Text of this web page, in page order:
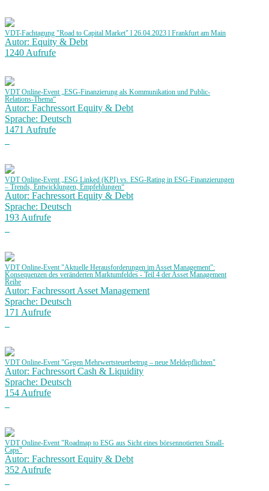
VDT-Fachtagung "Road to Capital Market" l 26.04.2023 l Frankfurt am Main
Autor: Equity & Debt
1240 Aufrufe
VDT Online-Event „ESG-Finanzierung als Kommunikation und Public-
Relations-Thema“
Autor: Fachressort Equity & Debt
Sprache: Deutsch
1471 Aufrufe
VDT Online-Event „ESG Linked (KPI) vs. ESG-Rating in ESG-Finanzierungen
– Trends, Entwicklungen, Empfehlungen“
Autor: Fachressort Equity & Debt
Sprache: Deutsch
193 Aufrufe
VDT Online-Event "Aktuelle Herausforderungen im Asset Management":
Konsequenzen des veränderten Marktumfeldes - Teil 4 der Asset Management
Reihe
Autor: Fachressort Asset Management
Sprache: Deutsch
171 Aufrufe
VDT Online-Event "Gegen Mehrwertsteuerbetrug – neue Meldepflichten"
Autor: Fachressort Cash & Liquidity
Sprache: Deutsch
154 Aufrufe
VDT Online-Event "Roadmap to ESG aus Sicht eines börsennotierten Small-
Caps"
Autor: Fachressort Equity & Debt
352 Aufrufe